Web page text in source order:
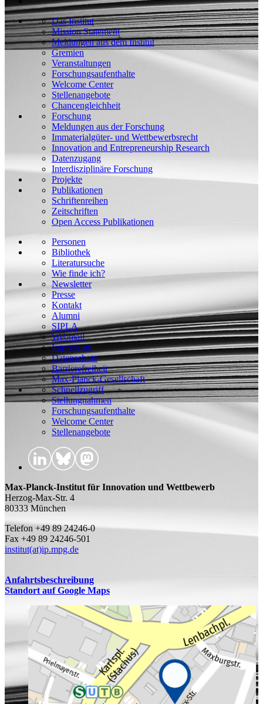
Das Institut
Mission Statement
Meldungen aus dem Institut
Gremien
Veranstaltungen
Forschungsaufenthalte
Welcome Center
Stellenangebote
Chancengleichheit
Forschung
Meldungen aus der Forschung
Immaterialgüter- und Wettbewerbsrecht
Innovation and Entrepreneurship Research
Datenzugang
Interdisziplinäre Forschung
Projekte
Publikationen
Schriftenreihen
Zeitschriften
Open Access Publikationen
Personen
Bibliothek
Literatursuche
Wie finde ich?
Newsletter
Presse
Kontakt
Alumni
SIPLA
Webmail
Impressum
Datenschutz
Barrierefreiheit
Max-Planck-Gesellschaft
Schnellzugriff
Stellungnahmen
Forschungsaufenthalte
Welcome Center
Stellenangebote
Max-Planck-Institut für Innovation und Wettbewerb
Herzog-Max-Str. 4
80333 München
Telefon +49 89 24246-0
Fax +49 89 24246-501
institut(at)ip.mpg.de
Anfahrtsbeschreibung
Standort auf Google Maps